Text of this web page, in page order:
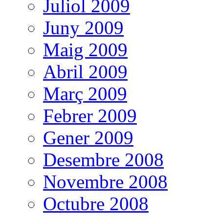
Juliol 2009
Juny 2009
Maig 2009
Abril 2009
Març 2009
Febrer 2009
Gener 2009
Desembre 2008
Novembre 2008
Octubre 2008